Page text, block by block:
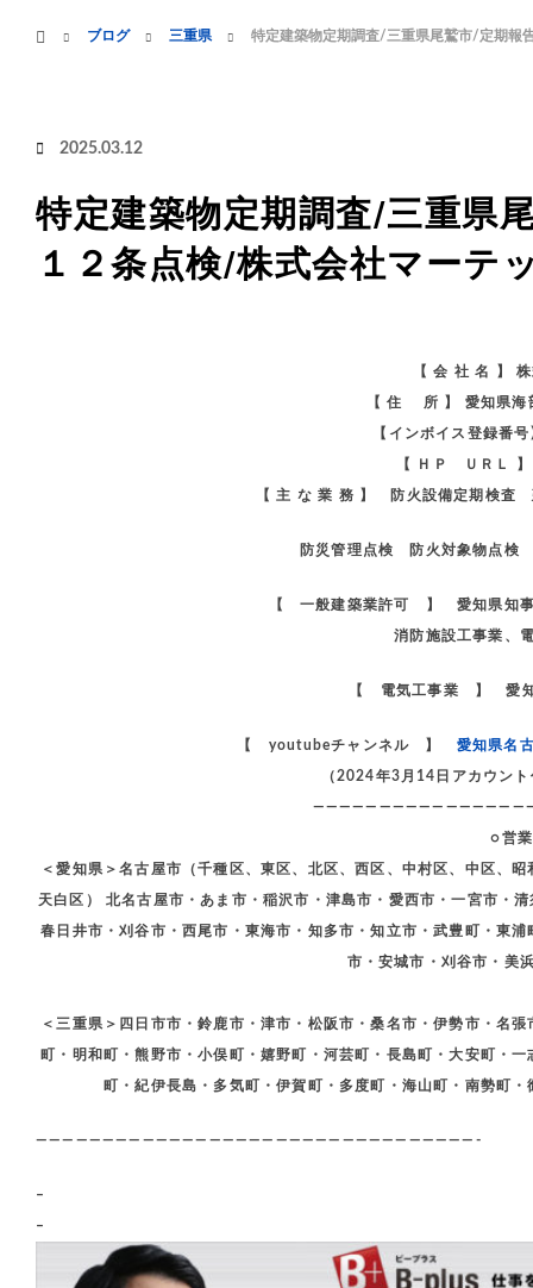
HOME 業務案内
ブログ
三重県 特定建築物定期調査/三重県尾鷲市/定期報
2025.03.12
特定建築物定期調査/三重県
１２条点検/株式会社マーテ
【 会 社 名 】
【 住 所 】 愛知県海
【インボイス登録
【 ＨＰ ＵＲＬ
【 主 な 業 務 】 防火設備定期検査
防災管理点検 防火対象物点検
【 一般建築業許可 】 愛知県知
消防施設工事業、
【 電気工事業 】 愛
【 youtubeチャンネル 】 愛知県名
（2024年3月14日アカウン
○営
＜愛知県＞名古屋市（千種区、東区、北区、西区、中村区、中区、
天白区） 北名古屋市・あま市・稲沢市・津島市・愛西市・一宮市・
春日井市・刈谷市・西尾市・東海市・知多市・知立市・武豊町・東
市・安城市・刈谷市・美
＜三重県＞四日市市・鈴鹿市・津市・松阪市・桑名市・伊勢市・名
町・明和町・熊野市・小俣町・嬉野町・河芸町・長島町・大安町・
町・紀伊長島・多気町・伊賀町・多度町・海山町・南勢町
—————————————————————————————————-
–
–